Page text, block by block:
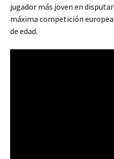
jugador más joven en
máxima competición
de edad.